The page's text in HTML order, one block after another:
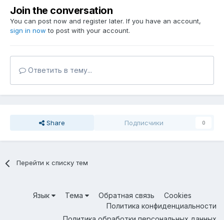
Join the conversation
You can post now and register later. If you have an account,
sign in now to post with your account.
Ответить в тему...
Share Подписчики 0
Перейти к списку тем
Язык Тема Обратная связь
Cookies
Политика конфиденциальности